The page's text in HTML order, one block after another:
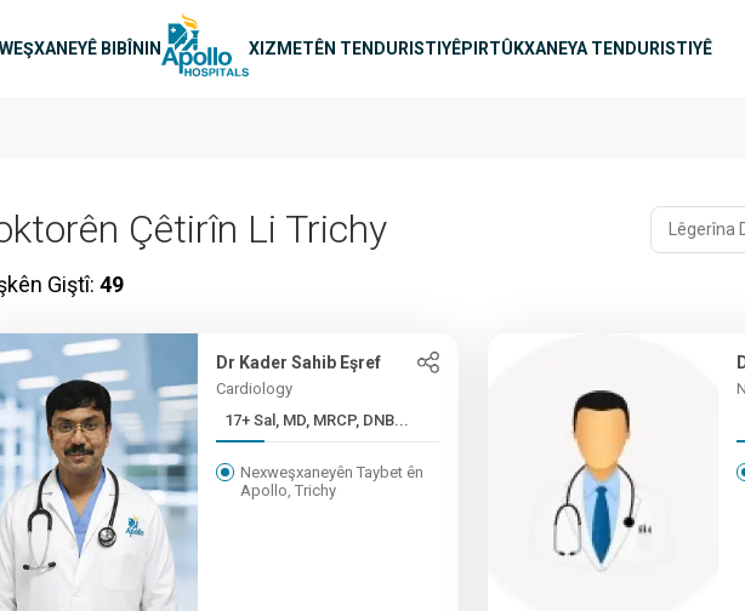
BIBÎNIN XIZMETÊN TENDURISTIYÊPIRTÛKXANEYA TENDURISTIYÊ
Çêtirîn Li Trichy
Giştî: 49
Dr Kader Sahib Eşref
Cardiology
17+ Sal, MD, MRCP, DNB...
Nexweşxaneyên Taybet ên
Apollo, Trichy